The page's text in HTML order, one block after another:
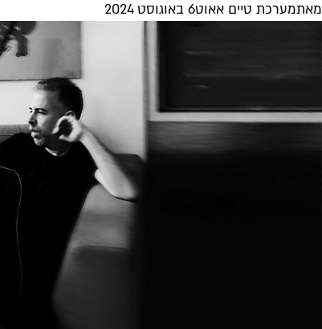
מאתמערכת טיים אאוט6 באוגוסט 2024